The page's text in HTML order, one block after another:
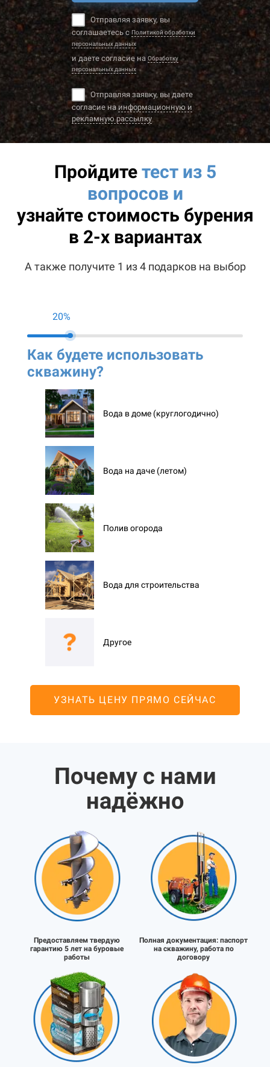
Отправляя заявку, вы
соглашаетесь с Политикой обработки
персональных данных
и даете согласие на Обработку
персональных данных
Отправляя заявку, вы даете
согласие наинформационную и
рекламную рассылку
Пройдитетест из 5
вопросов и
узнайте стоимость бурения
в 2-х вариантах
А также получите 1 из 4 подарков на выбор
20%
Как будете использовать
скважину?
Вода в доме (круглогодично)
Вода на даче (летом)
Полив огорода
Вода для строительства
Другое
УЗНАТЬ ЦЕНУ ПРЯМО СЕЙЧАС
Почему с нами
надёжно
Предоставляем твердую
гарантию 5 лет на буровые
работы
Полная документация: паспорт
на скважину, работа по
договору